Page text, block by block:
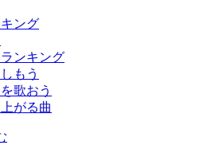
ング
ンキング
もう
歌おう
がる曲